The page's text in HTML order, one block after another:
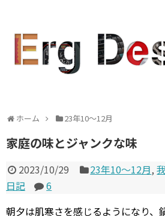
ホーム 23年10〜12月
家庭の味とジャンクな味
2023/10/29 23年10〜12月,
日記
6
朝夕は肌寒さを感じるようになり、